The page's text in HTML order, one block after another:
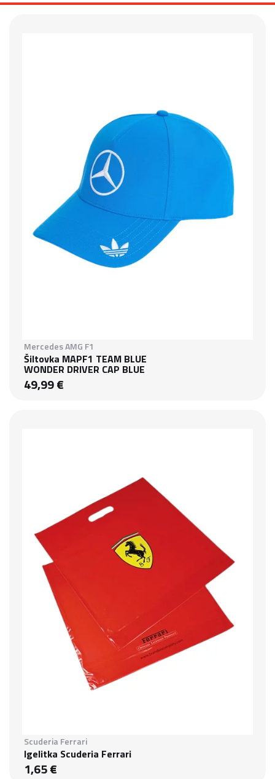
Mercedes AMG F1
Šiltovka MAPF1 TEAM BLUE
WONDER DRIVER CAP BLUE
49,99 €
Scuderia Ferrari
Igelitka Scuderia Ferrari
1,65 €